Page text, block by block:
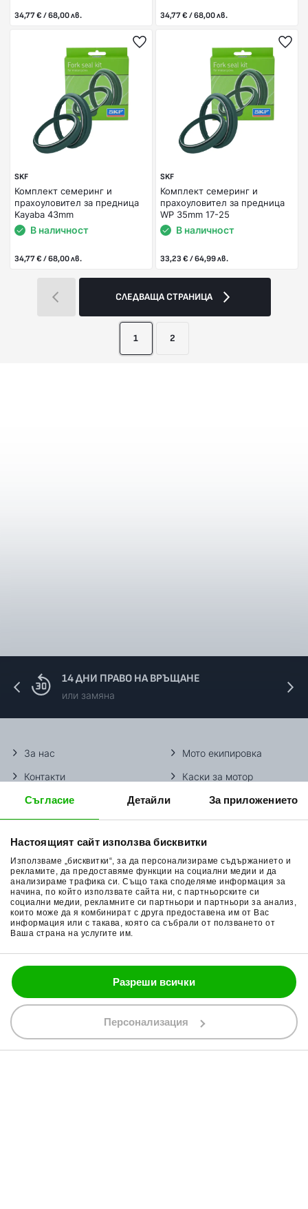
Съгласие Детайли За приложението
Настоящият сайт използва бисквитки
Използваме „бисквитки“, за да персонализираме съдържанието и
рекламите, да предоставяме функции на социални медии и да
анализираме трафика си. Също така споделяме информация за
начина, по който използвате сайта ни, с партньорските си
социални медии, рекламните си партньори и партньори за анализ,
които може да я комбинират с друга предоставена им от Вас
информация или с такава, която са събрали от ползването от
Ваша страна на услугите им.
Разреши всички
Персонализация
34,77 € / 68,00 лв. 34,77 € / 68,00 лв.
SKF
Комплект семеринг и
прахоуловител за предница
Kayaba 43mm
В наличност
34,77 € / 68,00 лв.
SKF
Комплект семеринг и
прахоуловител за предница
WP 35mm 17-25
В наличност
33,23 € / 64,99 лв.
СЛЕДВАЩА СТРАНИЦА
1 2
14 ДНИ ПРАВО НА ВРЪЩАНЕ
или замяна
За нас
Контакти
Методи доставка
Начини плащане
Връщане на стока
Общи условия
Поверителност
Политика за бисквитки
Мото екипировка
Каски за мотор
Ботуши за мотор
Гуми за мотор
Очила за мотор
Раници за мотор
Ръкавици за мотор
Части за мотор
088 200 7002
shop@bobimx.com